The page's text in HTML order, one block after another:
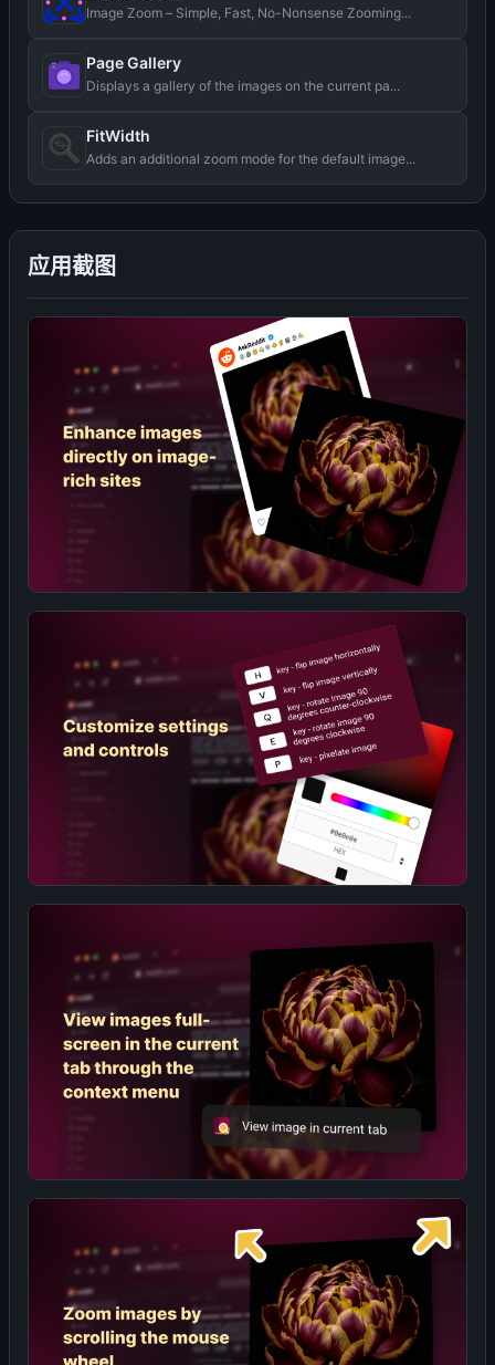
应用截图
Image Zoom – Simple, Fast, No-Nonsense Zooming...
Page Gallery
Displays a gallery of the images on the current pa...
FitWidth
Adds an additional zoom mode for the default image...